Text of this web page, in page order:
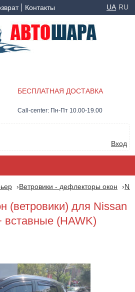
Контакты UA RU
БЕСПЛАТНАЯ ДОСТАВКА
Call-center: Пн-Пт 10.00-19.00
Вход
Ветровики - дефлекторы окон
(ветровики) для Nissan
вставные (HAWK)